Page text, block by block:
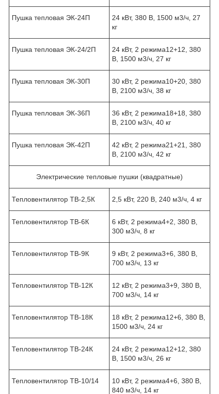
Пушка тепловая ЭК-24П
24 кВт, 380 В, 1500 м3/ч, 27
кг
Пушка тепловая ЭК-24/2П 24 кВт, 2 режима12+12, 380
В, 1500 м3/ч, 27 кг
Пушка тепловая ЭК-30П 30 кВт, 2 режима10+20, 380
В, 2100 м3/ч, 38 кг
Пушка тепловая ЭК-36П 36 кВт, 2 режима18+18, 380
В, 2100 м3/ч, 40 кг
Пушка тепловая ЭК-42П 42 кВт, 2 режима21+21, 380
В, 2100 м3/ч, 42 кг
Электрические тепловые пушки (квадратные)
Тепловентилятор ТВ-2,5К 2,5 кВт, 220 В, 240 м3/ч, 4 кг
Тепловентилятор ТВ-6К 6 кВт, 2 режима4+2, 380 В,
300 м3/ч, 8 кг
Тепловентилятор ТВ-9К 9 кВт, 2 режима3+6, 380 В,
700 м3/ч, 13 кг
Тепловентилятор ТВ-12К 12 кВт, 2 режима3+9, 380 В,
700 м3/ч, 14 кг
Тепловентилятор ТВ-18К 18 кВт, 2 режима12+6, 380 В,
1500 м3/ч, 24 кг
Тепловентилятор ТВ-24К 24 кВт, 2 режима12+12, 380
В, 1500 м3/ч, 26 кг
Тепловентилятор ТВ-10/14 10 кВт, 2 режима4+6, 380 В,
840 м3/ч, 14 кг